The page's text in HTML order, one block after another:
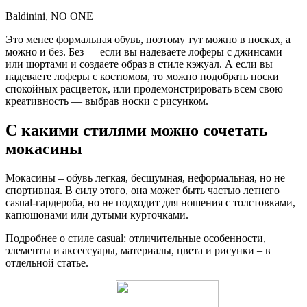
Baldinini, NO ONE
Это менее формальная обувь, поэтому тут можно в носках, а
можно и без. Без — если вы надеваете лоферы с джинсами
или шортами и создаете образ в стиле кэжуал. А если вы
надеваете лоферы с костюмом, то можно подобрать носки
спокойных расцветок, или продемонстрировать всем свою
креативность — выбрав носки с рисунком.
С какими стилями можно сочетать
мокасины
Мокасины – обувь легкая, бесшумная, неформальная, но не
спортивная. В силу этого, она может быть частью летнего
casual-гардероба, но не подходит для ношения с толстовками,
капюшонами или дутыми курточками.
Подробнее о стиле casual: отличительные особенности,
элементы и аксессуары, материалы, цвета и рисунки – в
отдельной статье.